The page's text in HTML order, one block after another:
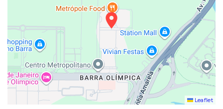
Leaflet